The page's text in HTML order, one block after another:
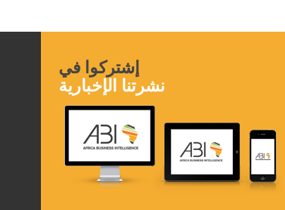
إشتركوا في
نشرتنا الإخبارية